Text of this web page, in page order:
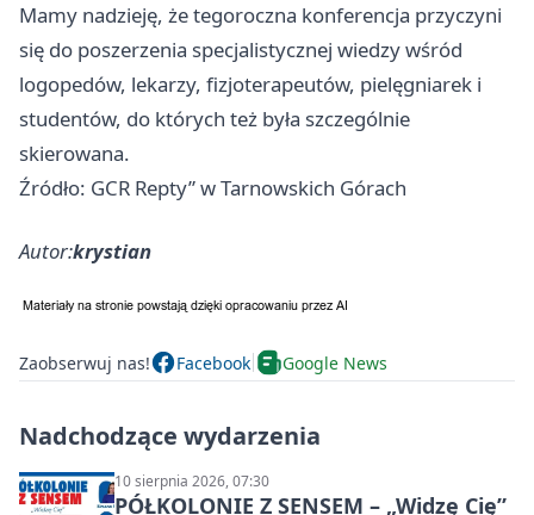
Mamy nadzieję, że tegoroczna konferencja przyczyni
się do poszerzenia specjalistycznej wiedzy wśród
logopedów, lekarzy, fizjoterapeutów, pielęgniarek i
studentów, do których też była szczególnie
skierowana.
Źródło: GCR Repty” w Tarnowskich Górach
Autor:krystian
Zaobserwuj nas! Facebook Google News
Nadchodzące wydarzenia
10 sierpnia 2026, 07:30
PÓŁKOLONIE Z SENSEM – „Widzę Cię”